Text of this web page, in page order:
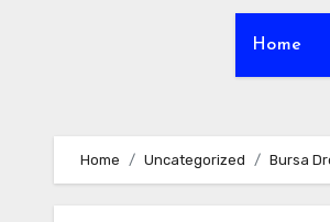
Home
Home Uncategorized Bursa